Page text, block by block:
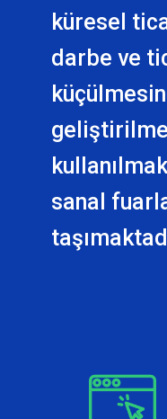
küresel
darbe ve
sanal